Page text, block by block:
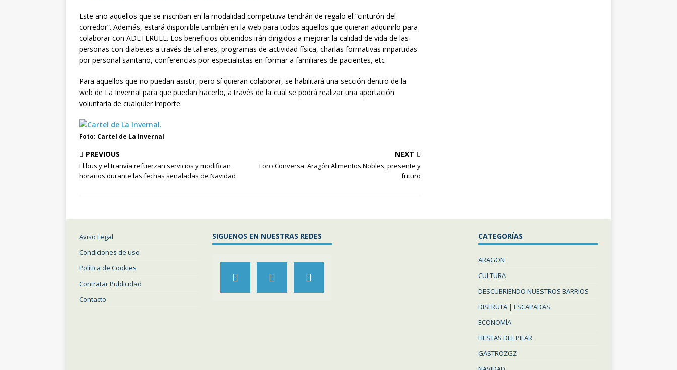
Este año aquellos que se inscriban en la modalidad competitiva tendrán de regalo el “cinturón del
corredor”. Además, estará disponible también en la web para todos aquellos que quieran adquirirlo para
colaborar con ADETERUEL. Los beneficios obtenidos irán dirigidos a mejorar la calidad de vida de las
personas con diabetes a través de talleres, programas de actividad física, charlas formativas impartidas
por personal sanitario, conferencias por especialistas en formar a familiares de pacientes, etc
Para aquellos que no puedan asistir, pero sí quieran colaborar, se habilitará una sección dentro de la
web de La Invernal para que puedan hacerlo, a través de la cual se podrá realizar una aportación
voluntaria de cualquier importe.
Foto: Cartel de La Invernal
PREVIOUS
El bus y el tranvía refuerzan servicios y modifican
horarios durante las fechas señaladas de Navidad
NEXT
Foro Conversa: Aragón Alimentos Nobles, presente y
futuro
Aviso Legal
Condiciones de uso
Política de Cookies
Contratar Publicidad
Contacto
SIGUENOS EN NUESTRAS REDES CATEGORÍAS
ARAGON
CULTURA
DESCUBRIENDO NUESTROS BARRIOS
DISFRUTA | ESCAPADAS
ECONOMÍA
FIESTAS DEL PILAR
GASTROZGZ